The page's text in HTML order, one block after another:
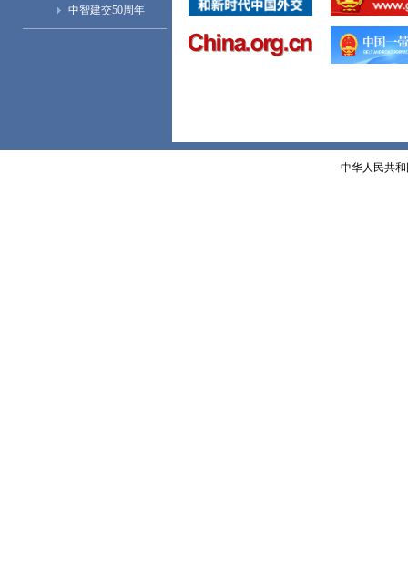
中智建交50周年
中华人民共